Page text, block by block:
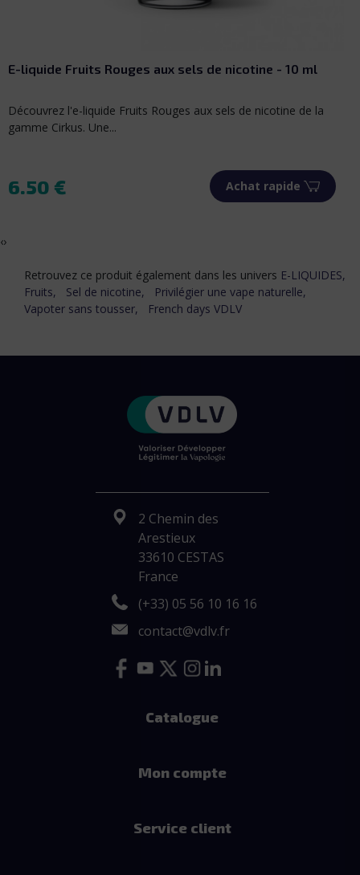
E-liquide Fruits Rouges aux sels de nicotine - 10 ml
Découvrez l'e-liquide Fruits Rouges aux sels de nicotine de la
gamme Cirkus. Une...
Prix
6.50 € Achat rapide
‹›
Retrouvez ce produit également dans les univers E-LIQUIDES,
Fruits,
Sel de nicotine,
Privilégier une vape naturelle,
Vapoter sans tousser,
French days VDLV
2 Chemin des
Arestieux
33610 CESTAS
France
(+33) 05 56 10 16 16
contact@vdlv.fr
Catalogue
Mon compte
Service client